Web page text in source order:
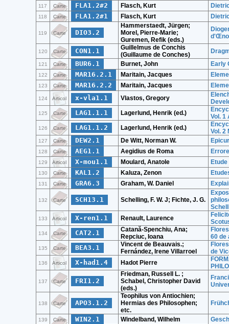
117 Carte FLA1.2#2 Flasch, Kurt
118 Carte FLA1.2#1 Flasch, Kurt
119 Carte DIO3.2
Hammerstaedt, Jürgen;
Morel, Pierre-Marie;
Guremen, Refik (eds.)
120 Carte CON1.1
Guillelmus de Conchis
(Guillaume de Conches)
121 Carte BUR6.1 Burnet, John Early
122 Carte MAR16.2.1 Maritain, Jacques
123 Carte MAR16.2.2 Maritain, Jacques
124 Articol x-vla1.1 Vlastos, Gregory
125 Carte LAG1.1.1 Lagerlund, Henrik (ed.)
Vol. 1
126 Carte LAG1.1.2 Lagerlund, Henrik (ed.)
Vol. 2
127 Carte DEW2.1 De Witt, Norman W.
128 Carte AEG1.1 Aegidius de Roma
129 Articol X-mou1.1 Moulard, Anatole
130 Carte KAL1.2 Kaluza, Zenon
131 Carte GRA6.3 Graham, W. Daniel
132 Carte SCH13.1 Schelling, F. W. J; Fichte, J. G.
133 Articol X-ren1.1 Renault, Laurence
134 Carte CAT2.1
Catană-Spenchiu, Ana;
Repciuc, Ioana
60 de
135 Carte BEA3.1
Vincent de Beauvais.;
Fernández, Irene Villarroel
de
136 Articol X-had1.4 Hadot Pierre
137 Carte FRI1.2
Friedman, Russell L. ;
Schabel, Christopher David
(eds.)
138 Carte APO3.1.2
Teophilus von Antiochien;
Hermias des Philosophen;
etc.
139 Carte WIN2.1 Windelband, Wilhelm